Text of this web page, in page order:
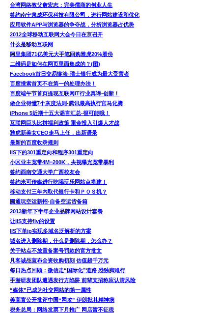
台湾网络教父詹宏志：完美儒商的创业人生
签约南宁泉成环保科技有限公司，进行网站建设和优化
应用软件APP与浏览器的争夺战，分析浏览器占优势
2012全球移动互联网大会今日在京召开
什么是移动互联网
阿里集团71亿美元大手笔回购雅虎20%股份
二维码是如何在网页里面集成的？(图)
Facebook首日交易惨淡-瑞士银行成为最大受害者
百度搜索首页不在第一的处理办法！
百度端午节首页提现互联网IT行业真谛-创新！
做企业得懂7个灰度法则-腾讯最高执行官马化腾
iPhone 5近期十五大谣言汇总-很可能哦！
互联网巨头比拼福利政策 重金投入引爆人才战
雅虎新美女CEO走马上任，出新语录
最新的百度收录规则
IIS下的301重定向和程序301重定向
小区业主宽带4M=200K，央视曝光宽带暴利
签约西南交通大学广西校友会
签约米可传媒进行吃喝玩乐网站点搭建！
移动支付三年内取代银行卡和ＰＯＳ机？
圆通玩空运新招-自备空运货备箱
2013新年下半年企业品牌网站设计套餐
让IIS支持flv的设置
IIS下单ip实现多域名泛解析的方案
域名进入删除期，什么是删除期，怎么办？
关于站点不放置备案号罚款的官方批文
凡客诚品宣布全资收购初刻 估值超千万元
每日热点回顾：微信走“国际化”道路 恐独脚难行
手游研发团队遭遇发行方陷阱 前辈支招称应认清风险
“媒体”已成为社交网站的第一属性
美高官公开批评中国“网攻” 伊朗批其精神病
税务总局：网络发票下月推广 网店暂不征税